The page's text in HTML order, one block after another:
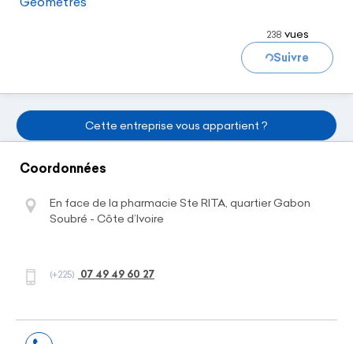
238 vues
Chargement...Suivre
Cette entreprise vous appartient ?
Coordonnées
En face de la pharmacie Ste RITA, quartier Gabon
Soubré - Côte d’Ivoire
(+225) 07 49 49 60 27